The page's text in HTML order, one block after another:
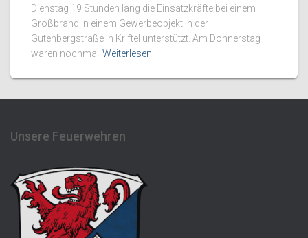
Dienstag 19 Stunden lang die Einsatzkräfte bei einem
Großbrand in einem Gewerbeobjekt in der
Gutenbergstraße in Kriftel unterstützt. Am Donnerstag
waren nochmal Weiterlesen
Unsere Feuerwehren